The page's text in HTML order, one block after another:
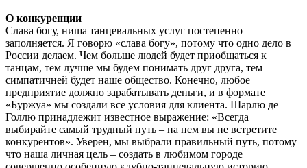
О конкуренции
Слава богу, ниша танцевальных услуг постепенно
заполняется. Я говорю «слава богу», потому что одно дело в
России делаем. Чем больше людей будет приобщаться к
танцам, тем лучше мы будем понимать друг друга, тем
симпатичней будет наше общество. Конечно, любое
предприятие должно зарабатывать деньги, и в формате
«Буржуа» мы создали все условия для клиента. Шарлю де
Голлю принадлежит известное выражение: «Всегда
выбирайте самый трудный путь – на нем вы не встретите
конкурентов». Уверен, мы выбрали правильный путь, потому
что наша личная цель – создать в любимом городе